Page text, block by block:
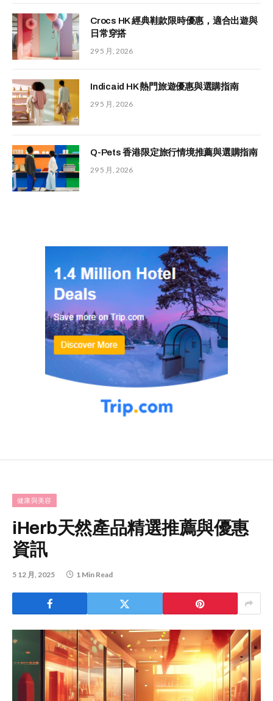
Crocs HK 經典鞋款限時優惠，適合出遊與
日常穿搭
29 5 月, 2026
Indicaid HK 熱門旅遊優惠與選購指南
29 5 月, 2026
Q-Pets 香港限定旅行情境推薦與選購指南
29 5 月, 2026
健康與美容
iHerb天然產品精選推薦與優惠
資訊
5 12 月, 2025 1 Min Read